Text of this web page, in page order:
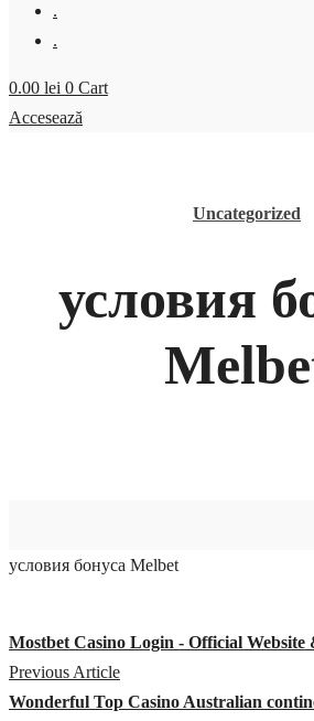
.
.
0.00 lei 0 Cart
Accesează
Uncategorized
условия
условия бонуса Melbet
Mostbet Casino Login - Official Website
Previous Article
Wonderful Top Casino Australian